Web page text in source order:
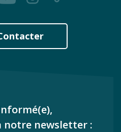
notre newsletter :